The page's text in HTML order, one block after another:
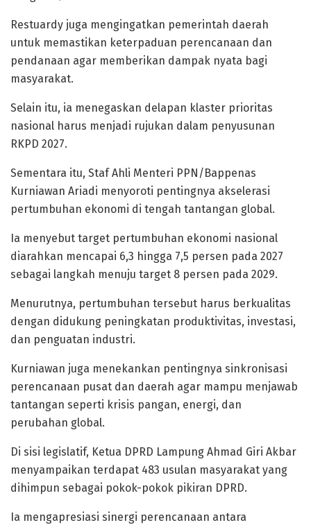
Restuardy juga mengingatkan pemerintah daerah
untuk memastikan keterpaduan perencanaan dan
pendanaan agar memberikan dampak nyata bagi
masyarakat.
Selain itu, ia menegaskan delapan klaster prioritas
nasional harus menjadi rujukan dalam penyusunan
RKPD 2027.
Sementara itu, Staf Ahli Menteri PPN/Bappenas
Kurniawan Ariadi menyoroti pentingnya akselerasi
pertumbuhan ekonomi di tengah tantangan global.
Ia menyebut target pertumbuhan ekonomi nasional
diarahkan mencapai 6,3 hingga 7,5 persen pada 2027
sebagai langkah menuju target 8 persen pada 2029.
Menurutnya, pertumbuhan tersebut harus berkualitas
dengan didukung peningkatan produktivitas, investasi,
dan penguatan industri.
Kurniawan juga menekankan pentingnya sinkronisasi
perencanaan pusat dan daerah agar mampu menjawab
tantangan seperti krisis pangan, energi, dan
perubahan global.
Di sisi legislatif, Ketua DPRD Lampung Ahmad Giri Akbar
menyampaikan terdapat 483 usulan masyarakat yang
dihimpun sebagai pokok-pokok pikiran DPRD.
Ia mengapresiasi sinergi perencanaan antara